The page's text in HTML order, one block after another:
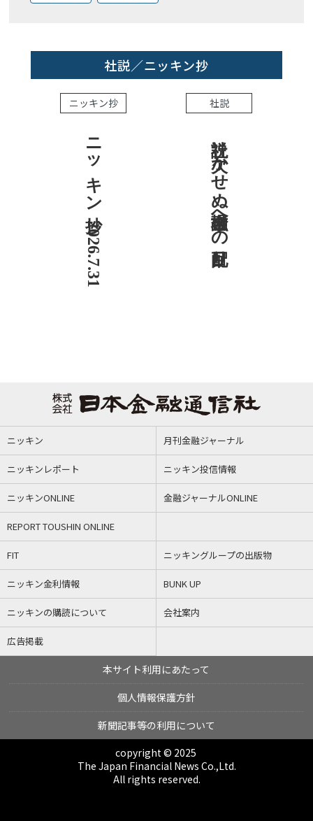
社説／ニッキン抄
ニッキン抄
ニッキン抄 2026.7.31
社説
社説 欠かせぬ金融市場への目配り
ニッキン 月刊金融ジャーナル
ニッキンレポート ニッキン投信情報
ニッキンONLINE 金融ジャーナルONLINE
REPORT TOUSHIN ONLINE
FIT ニッキングループの出版物
ニッキン金利情報 BUNK UP
ニッキンの購読について 会社案内
広告掲載
本サイト利用にあたって
個人情報保護方針
新聞記事等の利用について
copyright © 2025
The Japan Financial News Co.,Ltd.
All rights reserved.